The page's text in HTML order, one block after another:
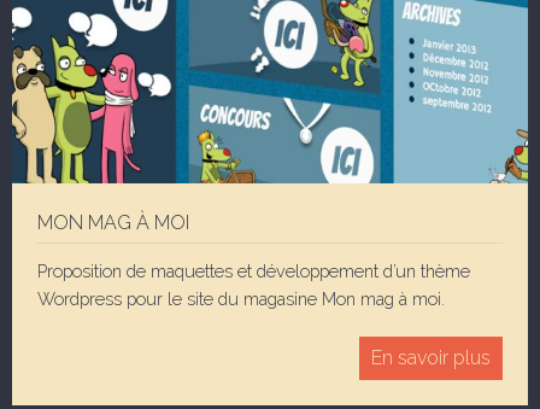
MON MAG À MOI
Proposition de maquettes et développement d’un thème
Wordpress pour le site du magasine Mon mag à moi.
En savoir plus